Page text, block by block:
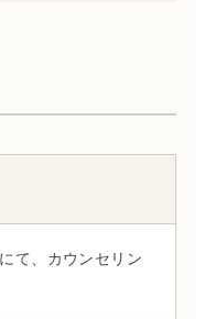
て、カウンセリン